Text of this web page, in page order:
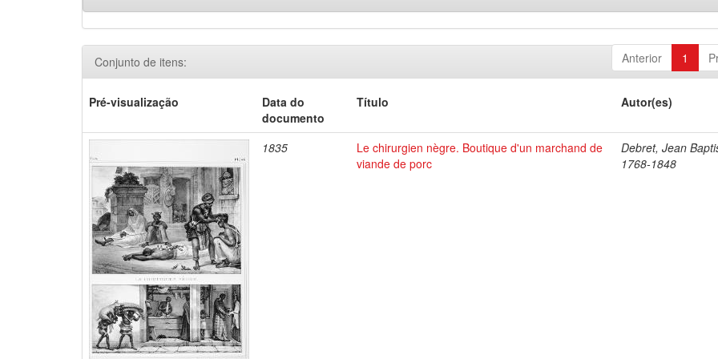
Anterior 1
Conjunto de itens:
Pré-visualização
Data do
documento
Título Autor(es)
1835
Le chirurgien nègre. Boutique d'un marchand de
viande de porc
Debret, Jean
1768-1848